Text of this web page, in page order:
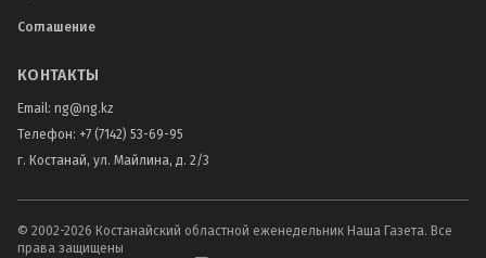
Соглашение
КОНТАКТЫ
Email: ng@ng.kz
Телефон: +7 (7142) 53-69-95
г. Костанай, ул. Майлина, д. 2/3
© 2002-2026 Костанайский областной еженедельник Наша Газета. Все
права защищены